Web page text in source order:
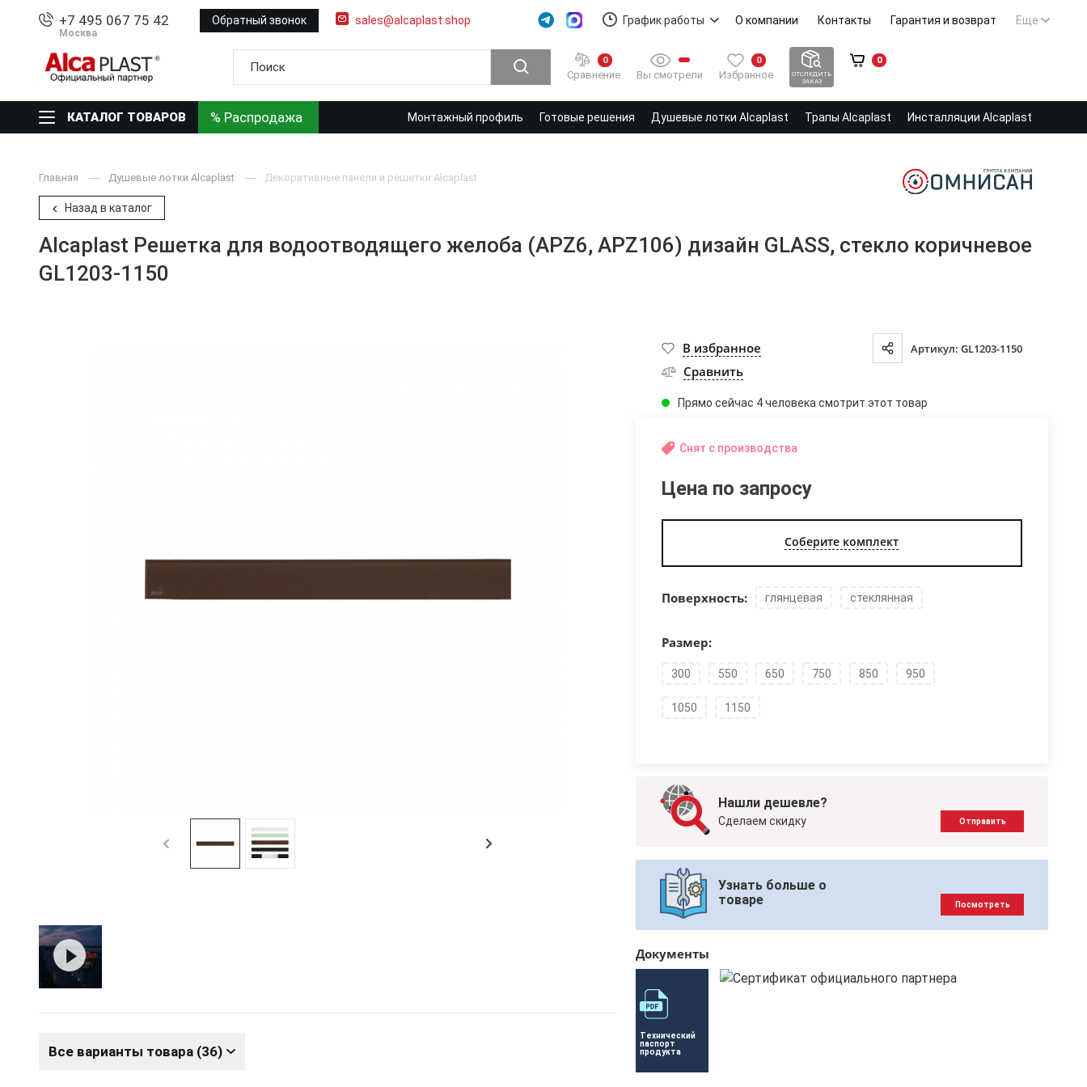
+7 495 067 75 42
Москва
Обратный звонок sales@alcaplast.shop График работы О компании Контакты Гарантия и возврат Еще
0
Сравнение Вы смотрели
0
Избранное
ОТСЛЕДИТЬ
ЗАКАЗ
0
КАТАЛОГ ТОВАРОВ % Распродажа Монтажный профиль Готовые решения Душевые лотки Alcaplast Трапы Alcaplast Инсталляции Alcaplast
Главная Душевые лотки Alcaplast Декоративные панели и решетки Alcaplast
Назад в каталог
Alcaplast Решетка для водоотводящего желоба (APZ6, APZ106) дизайн GLASS, стекло коричневое
GL1203-1150
Все варианты товара (36)
В избранное Артикул: GL1203-1150
Сравнить
Прямо сейчас 4 человека смотрит этот товар
Снят с производства
Цена по запросу
Соберите комплект
Поверхность: глянцевая стеклянная
Размер:
300 550 650 750 850 950
1050 1150
Нашли дешевле?
Сделаем скидку Отправить
Узнать больше о
товаре
Посмотреть
Документы
Технический
паспорт
продукта